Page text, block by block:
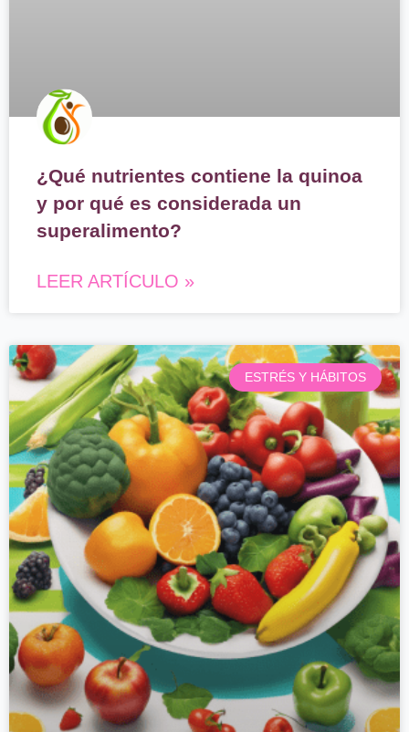
¿Qué nutrientes contiene la quinoa
y por qué es considerada un
superalimento?
LEER ARTÍCULO »
ESTRÉS Y HÁBITOS